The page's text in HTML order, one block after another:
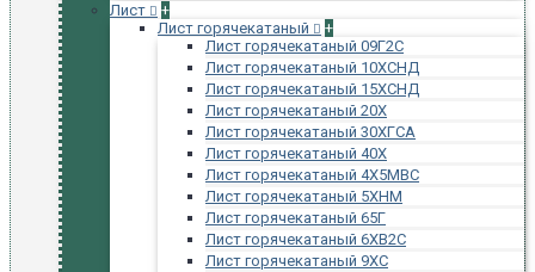
Лист
+
Лист горячекатаный
+
Лист горячекатаный 09Г2С
Лист горячекатаный 10ХСНД
Лист горячекатаный 15ХСНД
Лист горячекатаный 20Х
Лист горячекатаный 30ХГСА
Лист горячекатаный 40Х
Лист горячекатаный 4Х5МВС
Лист горячекатаный 5ХНМ
Лист горячекатаный 65Г
Лист горячекатаный 6ХВ2С
Лист горячекатаный 9ХС